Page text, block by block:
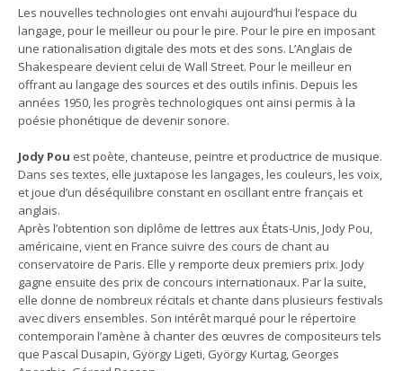
Les nouvelles technologies ont envahi aujourd’hui l’espace du
langage, pour le meilleur ou pour le pire. Pour le pire en imposant
une rationalisation digitale des mots et des sons. L’Anglais de
Shakespeare devient celui de Wall Street. Pour le meilleur en
offrant au langage des sources et des outils infinis. Depuis les
années 1950, les progrès technologiques ont ainsi permis à la
poésie phonétique de devenir sonore.
Jody Pou est poète, chanteuse, peintre et productrice de musique.
Dans ses textes, elle juxtapose les langages, les couleurs, les voix,
et joue d’un déséquilibre constant en oscillant entre français et
anglais.
Après l’obtention son diplôme de lettres aux États-Unis, Jody Pou,
américaine, vient en France suivre des cours de chant au
conservatoire de Paris. Elle y remporte deux premiers prix. Jody
gagne ensuite des prix de concours internationaux. Par la suite,
elle donne de nombreux récitals et chante dans plusieurs festivals
avec divers ensembles. Son intérêt marqué pour le répertoire
contemporain l’amène à chanter des œuvres de compositeurs tels
que Pascal Dusapin, György Ligeti, György Kurtag, Georges